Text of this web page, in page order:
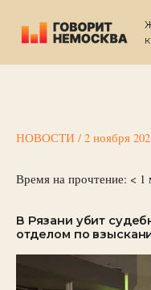
содержимому
НОВОСТИ / 2 ноября
Время на прочтение: < 1
В Рязани убит
отделом по